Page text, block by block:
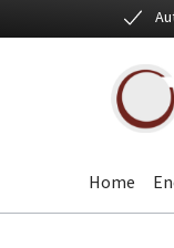
Hauptinhalt
Zur Suche springen
Zur
Home